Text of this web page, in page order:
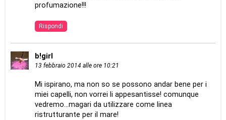
profumazione!!!
Rispondi
b!girl
13 febbraio 2014 alle ore 10:21
Mi ispirano, ma non so se possono andar bene per i
miei capelli, non vorrei li appesantisse! comunque
vedremo...magari da utilizzare come linea
ristrutturante per il mare!